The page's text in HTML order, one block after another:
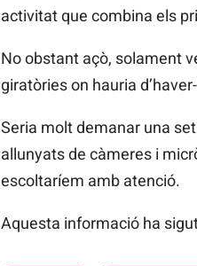
activitat que combina els
No obstant açò, solament
giratòries on hauria
Seria molt demanar una
allunyats de càmeres i
escoltaríem amb atenció.
Aquesta informació ha